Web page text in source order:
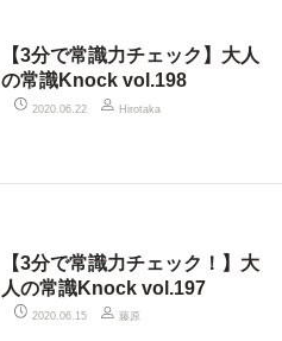
【3分で常識力チェック】大人
の常識Knock vol.198
2020.06.22 Hirotaka
【3分で常識力チェック！】大
人の常識Knock vol.197
2020.06.15 藤原